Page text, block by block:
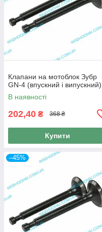
Клапани на мотоблок Зубр
GN-4 (впускний і випускний)
В наявності
202,40 ₴ 368 ₴
Купити
–45%